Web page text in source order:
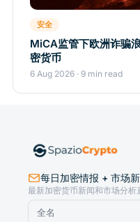
安全
MiCA监管下欧洲诈骗
密货币
6 Aug 2026 · 9 min read
每日加密情报 + 市场
最新加密货币新闻和市场分析